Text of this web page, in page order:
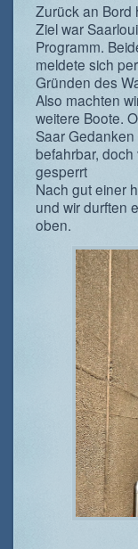
Zurück an Bord
Ziel war
Programm.
meldete sich
Gründen des
Also machten
weitere Boote.
Saar
befahrbar,
gesperrt
Nach gut einer
und wir durften
oben.